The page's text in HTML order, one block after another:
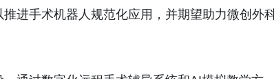
进手术机器人规范化应用，并期望助力微创外